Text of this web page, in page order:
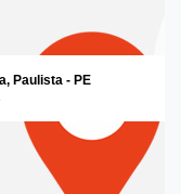
Paulista - PE